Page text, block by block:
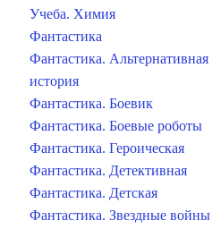
Учеба. Химия
Фантастика
Фантастика. Альтернативная
история
Фантастика. Боевик
Фантастика. Боевые роботы
Фантастика. Героическая
Фантастика. Детективная
Фантастика. Детская
Фантастика. Звездные войны